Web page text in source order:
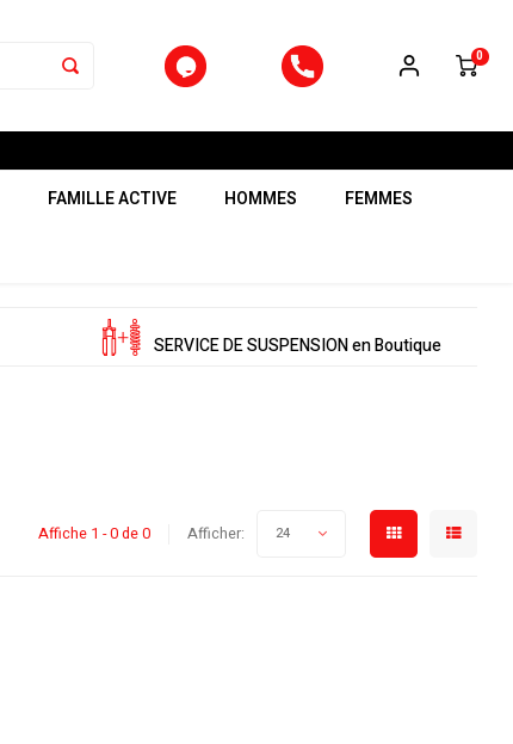
0
FAMILLE ACTIVE HOMMES FEMMES
SERVICE DE SUSPENSION en Boutique
Affiche 1 - 0 de 0 Afficher: 24